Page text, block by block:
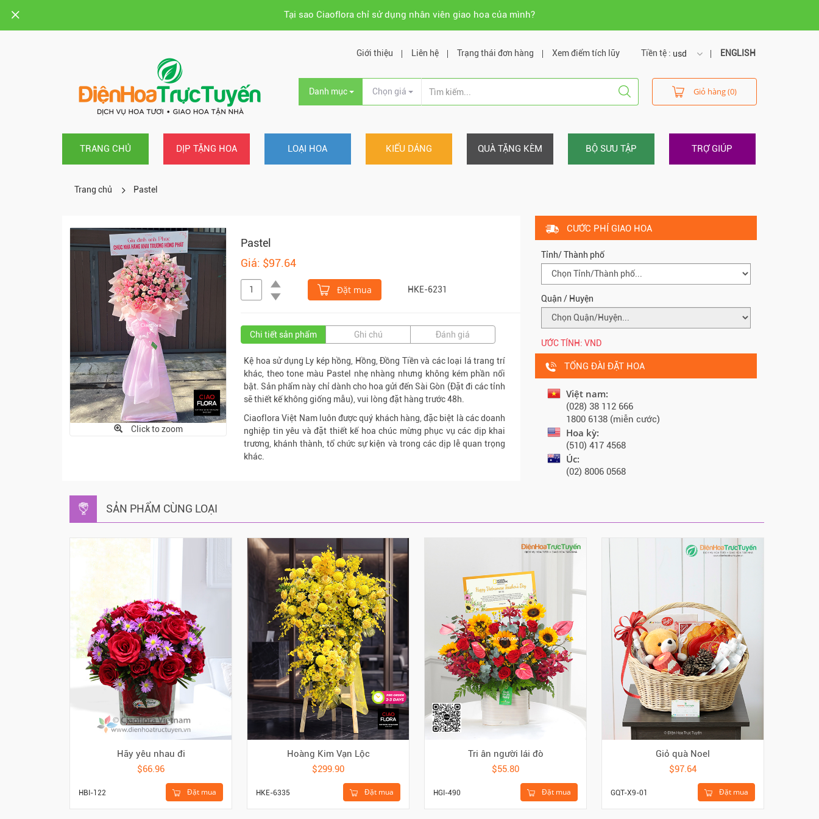
Tại sao Ciaoflora chỉ sử dụng nhân viên giao hoa của mình?
Tiền tệ : usd
usd
vnd
ENGLISH
Giới thiệu Liên hệ Trạng thái đơn hàng Xem điểm tích lũy
Danh mục Chọn giá Giỏ hàng (0)
TRANG CHỦ DỊP TẶNG HOA LOẠI HOA KIỂU DÁNG QUÀ TẶNG KÈM BỘ SƯU TẬP TRỢ GIÚP
Trang chủ Pastel
Click to zoom
Pastel
Giá: $97.64
Đặt mua HKE-6231
Chi tiết sản phẩm Ghi chú Đánh giá
Kệ hoa sử dụng Ly kép hồng, Hồng, Đồng Tiền và các loại lá trang trí
khác, theo tone màu Pastel nhẹ nhàng nhưng không kém phần nổi
bật. Sản phẩm này chỉ dành cho hoa gửi đến Sài Gòn (Đặt đi các tỉnh
sẽ thiết kế không giống mẫu), vui lòng đặt hàng trước 48h.
Ciaoflora Việt Nam luôn được quý khách hàng, đặc biệt là các doanh
nghiệp tin yêu và đặt thiết kế hoa chúc mừng phục vụ các dịp khai
trương, khánh thành, tổ chức sự kiện và trong các dịp lễ quan trọng
khác.
CƯỚC PHÍ GIAO HOA
Tỉnh/ Thành phố
Quận / Huyện
ƯỚC TÍNH: VND
TỔNG ĐÀI ĐẶT HOA
Việt nam:
(028) 38 112 666
1800 6138 (miễn cước)
Hoa kỳ:
(510) 417 4568
Úc:
(02) 8006 0568
SẢN PHẨM CÙNG LOẠI
Hãy yêu nhau đi
$66.96
Đặt mua
HBI-122
Hoàng Kim Vạn Lộc
$299.90
Đặt mua
HKE-6335
Tri ân người lái đò
$55.80
Đặt mua
HGI-490
Giỏ quà Noel
$97.64
Đặt mua
GQT-X9-01